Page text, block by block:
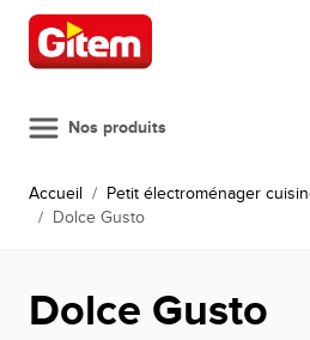
Allez au contenu
Nos produits
Accueil / Petit électroménager
/ Dolce Gusto
Dolce Gusto